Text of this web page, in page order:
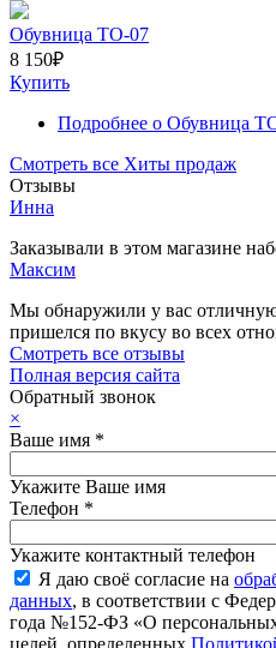
Обувница ТО-07
8 150₽
Купить
Подробнее о Обувница
Смотреть все Хиты продаж
Отзывы
Инна
Заказывали в этом магазине
Максим
Мы обнаружили у вас
пришелся по вкусу во всех
Смотреть все отзывы
Полная версия сайта
Обратный звонок
×
Ваше имя *
Укажите Ваше имя
Телефон *
Укажите контактный телефон
Я даю своё согласие на
данных, в соответствии с
года №152-ФЗ «О
целей, определенных